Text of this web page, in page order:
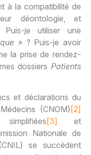
à la compatibilité de
déontologie, et
je utiliser une
» ? Puis-je avoir
la prise de rendez-
dossiers Patients
et déclarations du
(CNOM) [2]
[3]
et
Nationale de
se succèdent